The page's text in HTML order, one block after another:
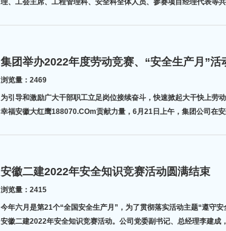
理、工会主席、工程管理科、安全科全体人员、参赛项目经理代表等
集团举办2022年度劳动竞赛、“安全生产月”
浏览量：2469
为引导和激励广大干部职工立足岗位接续奋斗，快速掀起大干快上劳
幸福安徽大红鹰188070.COm贡献力量，6月21日上午，集团公司在
安徽二建2022年安全知识竞赛活动圆满结束
浏览量：2415
今年六月是第21个“全国安全生产月”，为了贯彻落实活动主题“遵守
安徽二建2022年安全知识竞赛活动。公司党委副书记、总经理李建成